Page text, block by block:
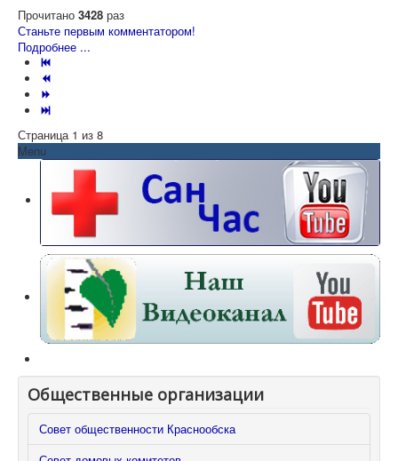
Прочитано 3428 раз
Станьте первым комментатором!
Подробнее ...
Страница 1 из 8
Menu
Общественные организации
Совет общественности Краснообска